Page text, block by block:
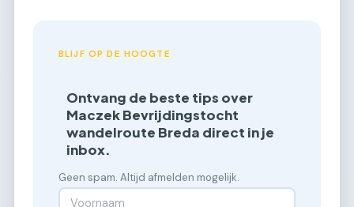
BLIJF OP DE HOOGTE
Ontvang de beste tips over
Maczek Bevrijdingstocht
wandelroute Breda direct in je
inbox.
Geen spam. Altijd afmelden mogelijk.